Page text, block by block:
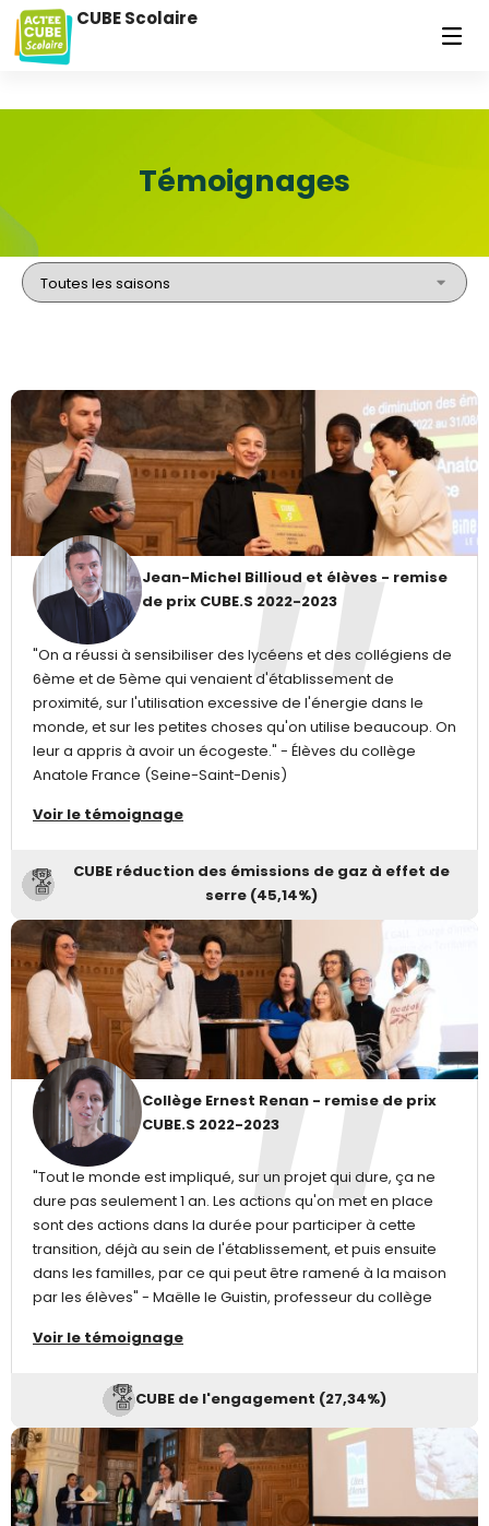
CUBE Scolaire
Témoignages​
Jean-Michel Billioud et élèves - remise
de prix CUBE.S 2022-2023
"On a réussi à sensibiliser des lycéens et des collégiens de
6ème et de 5ème qui venaient d'établissement de
proximité, sur l'utilisation excessive de l'énergie dans le
monde, et sur les petites choses qu'on utilise beaucoup. On
leur a appris à avoir un écogeste." - Élèves du collège
Anatole France (Seine-Saint-Denis)
Voir le témoignage
CUBE réduction des émissions de gaz à effet de
serre (45,14%)
Collège Ernest Renan - remise de prix
CUBE.S 2022-2023
"Tout le monde est impliqué, sur un projet qui dure, ça ne
dure pas seulement 1 an. Les actions qu'on met en place
sont des actions dans la durée pour participer à cette
transition, déjà au sein de l'établissement, et puis ensuite
dans les familles, par ce qui peut être ramené à la maison
par les élèves" - Maëlle le Guistin, professeur du collège
Voir le témoignage
CUBE de l'engagement (27,34%)